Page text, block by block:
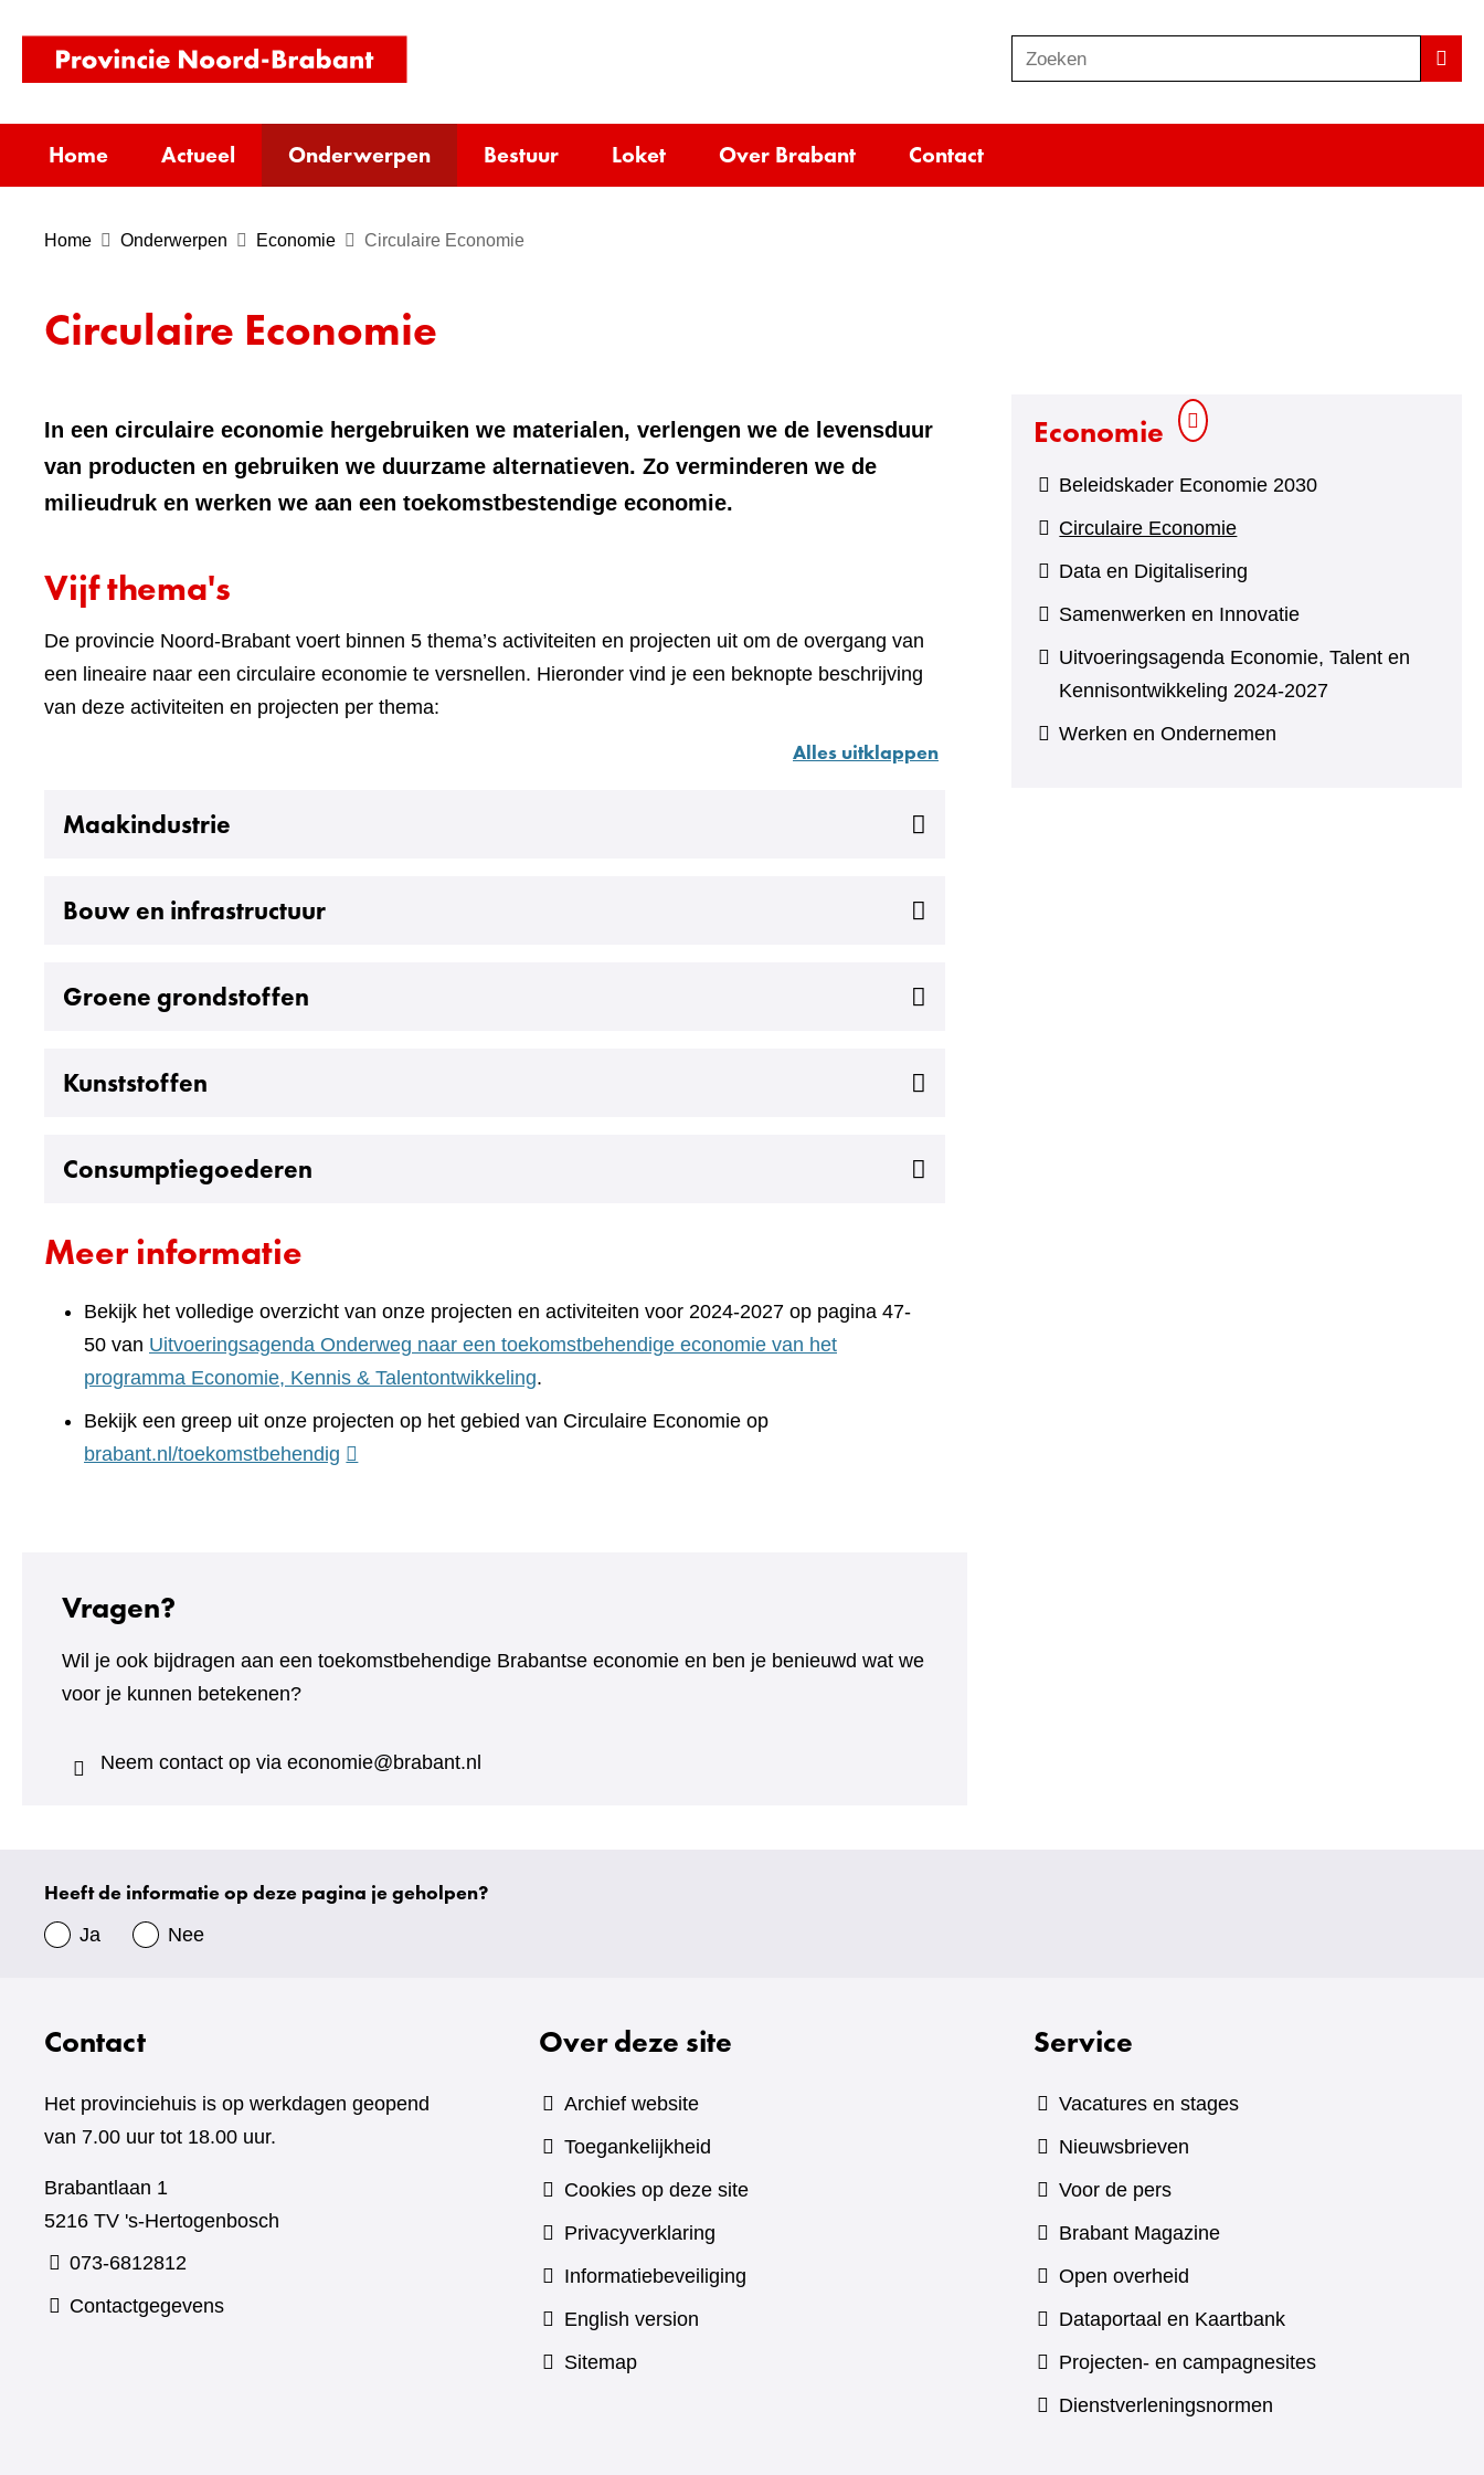
inhoud
homepage)
o
e
e
Zoeken
Home Actueel Onderwerpen Bestuur Loket Over Brabant Contact
Home Onderwerpen Economie Circulaire Economie
Circulaire Economie
In een circulaire economie hergebruiken we materialen, verlengen we de levensduur
van producten en gebruiken we duurzame alternatieven. Zo verminderen we de
milieudruk en werken we aan een toekomstbestendige economie.
Vijf thema's
De provincie Noord-Brabant voert binnen 5 thema’s activiteiten en projecten uit om de overgang van
een lineaire naar een circulaire economie te versnellen. Hieronder vind je een beknopte beschrijving
van deze activiteiten en projecten per thema:
Alles uitklappen
Maakindustrie
Uitklappen
Bouw en infrastructuur
Uitklappen
Groene grondstoffen
Uitklappen
Kunststoffen
Uitklappen
Consumptiegoederen
Uitklappen
Meer informatie
Bekijk het volledige overzicht van onze projecten en activiteiten voor 2024-2027 op pagina 47-
50 van Uitvoeringsagenda Onderweg naar een toekomstbehendige economie van het
programma Economie, Kennis & Talentontwikkeling.
Bekijk een greep uit onze projecten op het gebied van Circulaire Economie op
brabant.nl/toekomstbehendig (verwijst
Vragen?
Wil je ook bijdragen aan een toekomstbehendige Brabantse economie en ben je benieuwd wat we
voor je kunnen betekenen?
Neem contact op viaeconomie@brabant.nl
Economie
Beleidskader Economie 2030
Circulaire Economie
Data en Digitalisering
Samenwerken en Innovatie
Uitvoeringsagenda Economie, Talent en
Kennisontwikkeling 2024-2027
Werken en Ondernemen
Uw
gegevens
Heeft de informatie op deze pagina je geholpen?
Ja Nee
Contact
Het provinciehuis is op werkdagen geopend
van 7.00 uur tot 18.00 uur.
Brabantlaan 1
5216 TV 's-Hertogenbosch
073-6812812
Contactgegevens
Over deze site
Archief website
Toegankelijkheid
Cookies op deze site
Privacyverklaring
Informatiebeveiliging
English version
Sitemap
Service
Vacatures en stages
Nieuwsbrieven
Voor de pers
Brabant Magazine(verwijst
andere
website)
Open overheid
Dataportaal en Kaartbank(verwijst
naar
Projecten- en campagnesites
Dienstverleningsnormen